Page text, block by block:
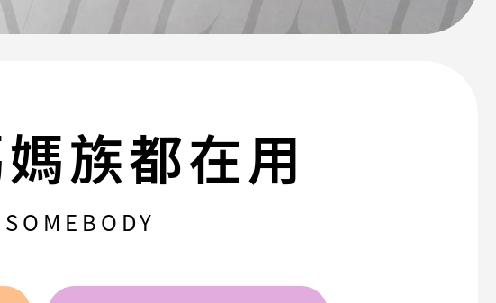
族都在用